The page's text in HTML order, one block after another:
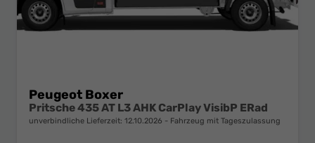
Peugeot Boxer
Pritsche 435 AT L3 AHK CarPlay VisibP ERad
unverbindliche Lieferzeit: 12.10.2026 Fahrzeug mit Tageszulassung